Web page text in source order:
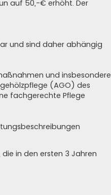
auf 50,-€ erhöht. Der
und sind daher abhängig
und insbesondere
(AGO) des
fachgerechte Pflege
in den ersten 3 Jahren